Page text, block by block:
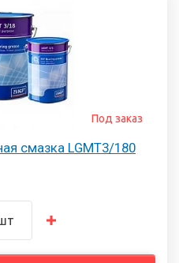
смазка LGMT3/180
Под заказ